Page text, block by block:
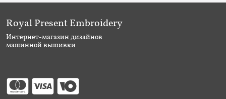
Royal Present Embroidery
Интернет-магазин дизайнов
машинной вышивки